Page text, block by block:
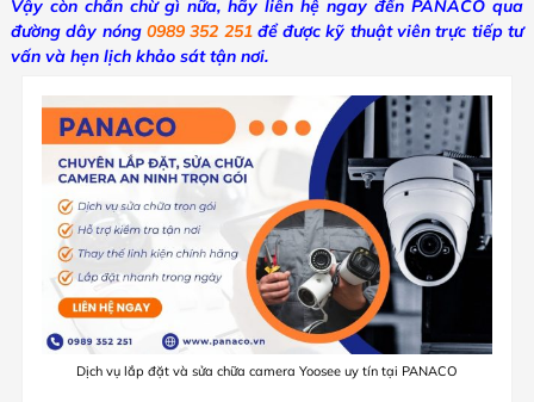
Vậy còn chần chừ gì nữa, hãy liên hệ ngay đến PANACO qua
đường dây nóng 0989 352 251để được kỹ thuật viên trực tiếp tư
vấn và hẹn lịch khảo sát tận nơi.
Dịch vụ lắp đặt và sửa chữa camera Yoosee uy tín tại PANACO